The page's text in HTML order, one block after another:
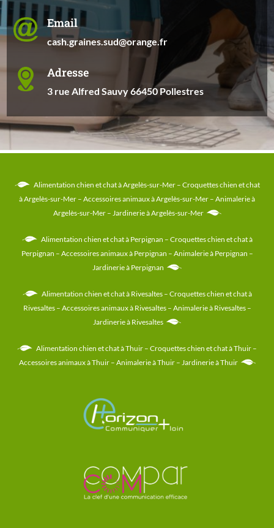
Email
cash.graines.sud@orange.fr
Adresse
3 rue Alfred Sauvy 66450 Pollestres
Alimentation chien et chat à Argelès-sur-Mer– Croquettes chien et chat
à Argelès-sur-Mer – Accessoires animaux à Argelès-sur-Mer – Animalerie à
Argelès-sur-Mer– Jardinerie à Argelès-sur-Mer
Alimentation chien et chat à Perpignan – Croquettes chien et chat à
Perpignan – Accessoires animaux à Perpignan – Animalerie à Perpignan –
Jardinerie à Perpignan
Alimentation chien et chat à Rivesaltes– Croquettes chien et chat à
Rivesaltes– Accessoires animaux à Rivesaltes– Animalerie à Rivesaltes–
Jardinerie à Rivesaltes
Alimentation chien et chat à Thuir – Croquettes chien et chat à Thuir –
Accessoires animaux à Thuir– Animalerie à Thuir– Jardinerie à Thuir